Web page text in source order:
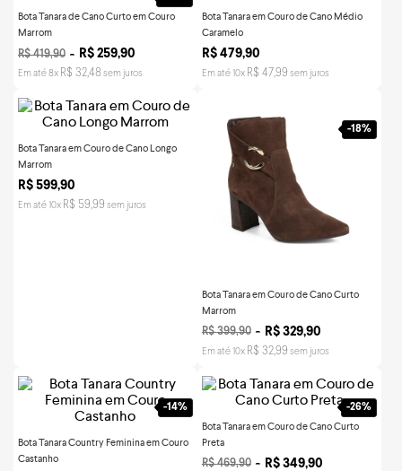
Bota Tanara de Cano Curto em Couro
Marrom
R$ 419,90 R$ 259,90
Em até 8x R$ 32,48 sem juros
Bota Tanara em Couro de Cano Médio
Caramelo
R$ 479,90
Em até 10x R$ 47,99 sem juros
Bota Tanara em Couro de Cano Longo
Marrom
R$ 599,90
Em até 10x R$ 59,99 sem juros
-18%
Bota Tanara em Couro de Cano Curto
Marrom
R$ 399,90 R$ 329,90
Em até 10x R$ 32,99 sem juros
-14%
Bota Tanara Country Feminina em Couro
Castanho
-26%
Bota Tanara em Couro de Cano Curto
Preta
R$ 469,90 R$ 349,90